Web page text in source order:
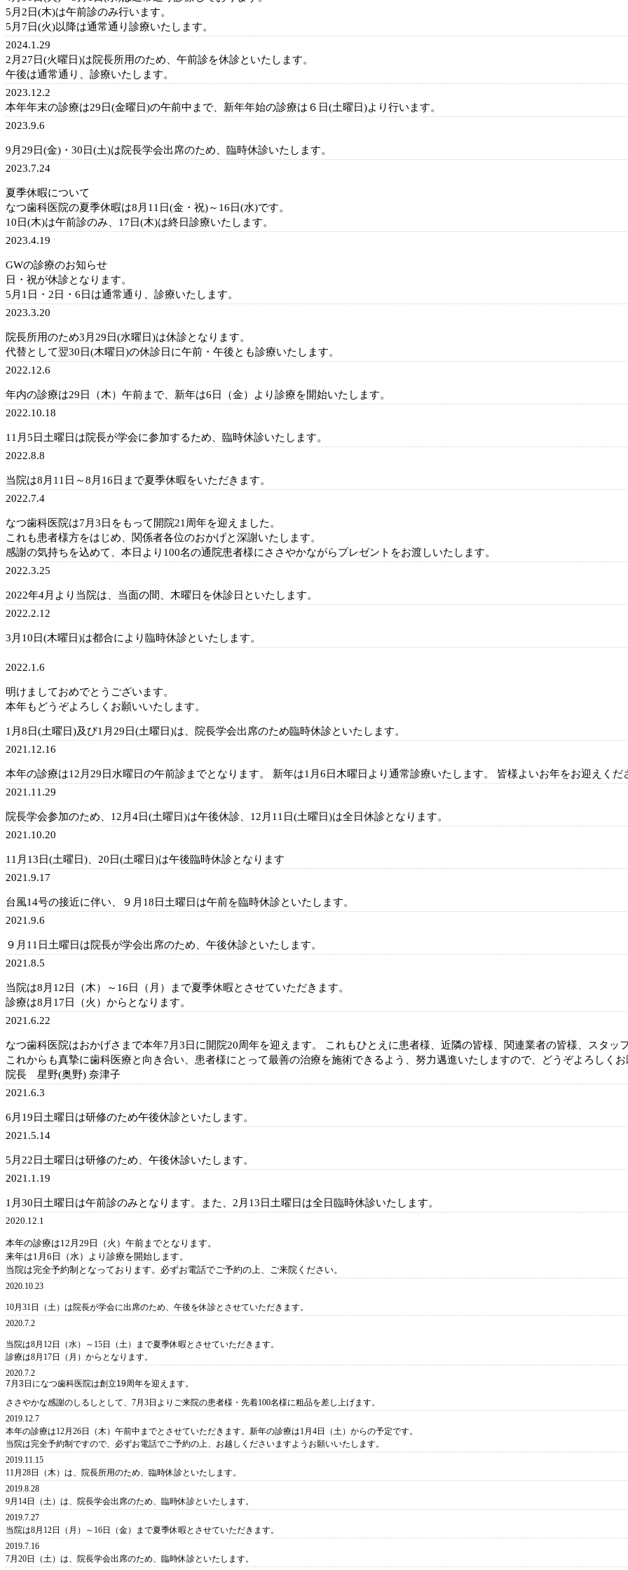
5月2日(木)は午前診のみ行います。
5月7日(火)以降は通常通り診療いたします。
2024.1.29
2月27日(火曜日)は院長所用のため、午前診を休診といたします。
午後は通常通り、診療いたします。
2023.12.2
本年年末の診療は29日(金曜日)の午前中まで、新年年始の診療は６日(土曜日)より行います。
2023.9.6
9月29日(金)・30日(土)は院長学会出席のため、臨時休診いたします。
2023.7.24
夏季休暇について
なつ歯科医院の夏季休暇は8月11日(金・祝)～16日(水)です。
10日(木)は午前診のみ、17日(木)は終日診療いたします。
2023.4.19
GWの診療のお知らせ
日・祝が休診となります。
5月1日・2日・6日は通常通り、診療いたします。
2023.3.20
院長所用のため3月29日(水曜日)は休診となります。
代替として翌30日(木曜日)の休診日に午前・午後とも診療いたします。
2022.12.6
年内の診療は29日（木）午前まで、新年は6日（金）より診療を開始いたします。
2022.10.18
11月5日土曜日は院長が学会に参加するため、臨時休診いたします。
2022.8.8
当院は8月11日～8月16日まで夏季休暇をいただきます。
2022.7.4
なつ歯科医院は7月3日をもって開院21周年を迎えました。
これも患者様方をはじめ、関係者各位のおかげと深謝いたします。
感謝の気持ちを込めて、本日より100名の通院患者様にささやかながらプレゼントをお渡しいたします。
2022.3.25
2022年4月より当院は、当面の間、木曜日を休診日といたします。
2022.2.12
3月10日(木曜日)は都合により臨時休診といたします。
2022.1.6
明けましておめでとうございます。
本年もどうぞよろしくお願いいたします。
1月8日(土曜日)及び1月29日(土曜日)は、院長学会出席のため臨時休診といたします。
2021.12.16
本年の診療は12月29日水曜日の午前診までとなります。 新年は1月6日木曜日より通常診療いたします。 皆様よいお年をお迎えくだ
2021.11.29
院長学会参加のため、12月4日(土曜日)は午後休診、12月11日(土曜日)は全日休診となります。
2021.10.20
11月13日(土曜日)、20日(土曜日)は午後臨時休診となります
2021.9.17
台風14号の接近に伴い、９月18日土曜日は午前を臨時休診といたします。
2021.9.6
９月11日土曜日は院長が学会出席のため、午後休診といたします。
2021.8.5
当院は8月12日（木）～16日（月）まで夏季休暇とさせていただきます。
診療は8月17日（火）からとなります。
2021.6.22
なつ歯科医院はおかげさまで本年7月3日に開院20周年を迎えます。 これもひとえに患者様、近隣の皆様、関連業者の皆様、スタ
これからも真摯に歯科医療と向き合い、患者様にとって最善の治療を施術できるよう、努力邁進いたしますので、どうぞよろしく
院長 星野(奥野) 奈津子
2021.6.3
6月19日土曜日は研修のため午後休診といたします。
2021.5.14
5月22日土曜日は研修のため、午後休診いたします。
2021.1.19
1月30日土曜日は午前診のみとなります。また、2月13日土曜日は全日臨時休診いたします。
2020.12.1
本年の診療は12月29日（火）午前までとなります。
来年は1月6日（水）より診療を開始します。
当院は完全予約制となっております。必ずお電話でご予約の上、ご来院ください。
2020.10.23
10月31日（土）は院長が学会に出席のため、午後を休診とさせていただきます。
2020.7.2
当院は8月12日（水）～15日（土）まで夏季休暇とさせていただきます。
診療は8月17日（月）からとなります。
2020.7.2
7月3日になつ歯科医院は創立19周年を迎えます。
ささやかな感謝のしるしとして、7月3日よりご来院の患者様・先着100名様に粗品を差し上げます。
2019.12.7
本年の診療は12月26日（木）午前中までとさせていただきます。新年の診療は1月4日（土）からの予定です。
当院は完全予約制ですので、必ずお電話でご予約の上、お越しくださいますようお願いいたします。
2019.11.15
11月28日（木）は、院長所用のため、臨時休診といたします。
2019.8.28
9月14日（土）は、院長学会出席のため、臨時休診といたします。
2019.7.27
当院は8月12日（月）～16日（金）まで夏季休暇とさせていただきます。
2019.7.16
7月20日（土）は、院長学会出席のため、臨時休診といたします。